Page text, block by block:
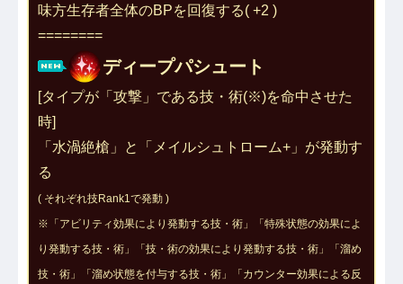
味方生存者全体のBPを回復する( +2 )
========
ディープパシュート
[タイプが「攻撃」である技・術(※)を命中させた
時]
「水渦絶槍」と「メイルシュトローム+」が発動す
る
( それぞれ技Rank1で発動 )
※「アビリティ効果により発動する技・術」「特殊状態の効果によ
り発動する技・術」「技・術の効果により発動する技・術」「溜め
技・術」「溜め状態を付与する技・術」「カウンター効果による反